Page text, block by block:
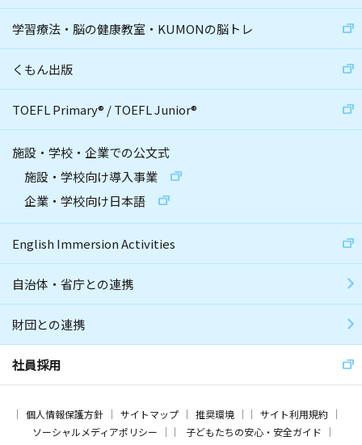
学習療法・脳の健康教室・KUMONの脳トレ
くもん出版
TOEFL Primary® /TOEFL Junior®
施設・学校・企業での公文式
施設・学校向け導入事業
企業・学校向け日本語
English Immersion Activities
自治体・省庁との連携
財団との連携
社員採用
個人情報保護方針 サイトマップ 推奨環境
サイト利用規約
ソーシャルメディアポリシー
子どもたちの安心・安全ガイド